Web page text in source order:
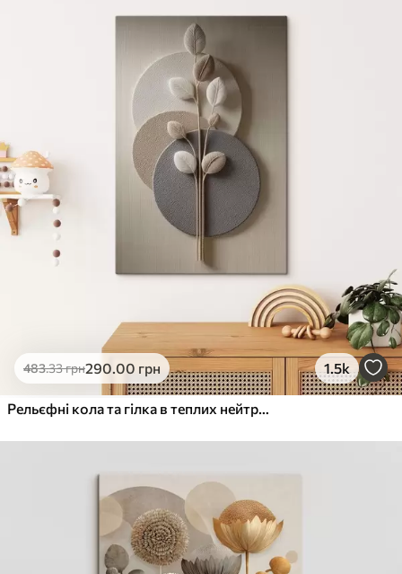
Яскраві, насичені кольори
Стійкість до вицвітання
Безпечне чорнило без запаху
Поверхня з текстурою полотна
Екологічний матеріал
Преміум
Від363
Яскраві, насичені кольори
Стійкість до вицвітання
Безпечне чорнило без запаху
Поверхня з текстурою полотна
Еко-Преміум
.00грн
✓Яскраві, насичені кольори
Поверхня з текстурою полотна
Екологічний матеріал
483.33грн290.00 грн 1.5k
Рельєфні кола та гілка в теплих нейтральних тонах